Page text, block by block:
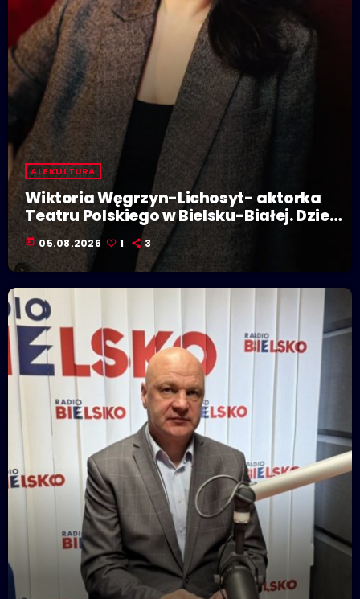
ALE KULTURA
Wiktoria Węgrzyn-Lichosyt- aktorka
Teatru Polskiego w Bielsku-Białej. Dzieje
się w Polskiej Stolicy Kultury!
today 05.08.2026 1 3